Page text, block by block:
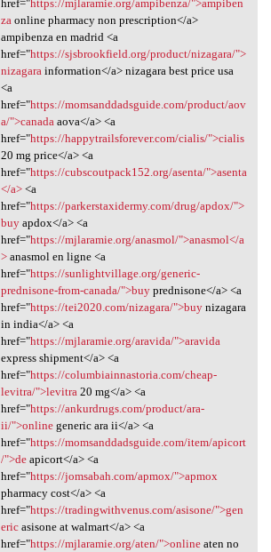
href="https://mjlaramie.org/ampibenza/">ampiben
za online pharmacy non prescription</a>
ampibenza en madrid <a
href="https://sjsbrookfield.org/product/nizagara/">
nizagara information</a> nizagara best price usa
<a
href="https://momsanddadsguide.com/product/aov
a/">canada aova</a> <a
href="https://happytrailsforever.com/cialis/">cialis
20 mg price</a> <a
href="https://cubscoutpack152.org/asenta/">asenta
</a><a
href="https://parkerstaxidermy.com/drug/apdox/">
buyapdox</a> <a
href="https://mjlaramie.org/anasmol/">anasmol</a
>anasmol en ligne <a
href="https://sunlightvillage.org/generic-
prednisone-from-canada/">buyprednisone</a> <a
href="https://tei2020.com/nizagara/">buynizagara
in india</a> <a
href="https://mjlaramie.org/aravida/">aravida
express shipment</a> <a
href="https://columbiainnastoria.com/cheap-
levitra/">levitra 20 mg</a> <a
href="https://ankurdrugs.com/product/ara-
ii/">onlinegeneric ara ii</a> <a
href="https://momsanddadsguide.com/item/apicort
/">deapicort</a> <a
href="https://jomsabah.com/apmox/">apmox
pharmacy cost</a> <a
href="https://tradingwithvenus.com/asisone/">gen
ericasisone at walmart</a> <a
href="https://mjlaramie.org/aten/">onlineaten no